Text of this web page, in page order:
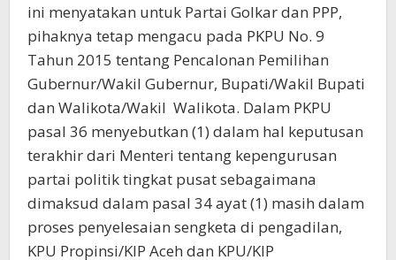
ini menyatakan untuk Partai Golkar dan PPP,
pihaknya tetap mengacu pada PKPU No. 9
Tahun 2015 tentang Pencalonan Pemilihan
Gubernur/Wakil Gubernur, Bupati/Wakil Bupati
dan Walikota/Wakil Walikota. Dalam PKPU
pasal 36 menyebutkan (1) dalam hal keputusan
terakhir dari Menteri tentang kepengurusan
partai politik tingkat pusat sebagaimana
dimaksud dalam pasal 34 ayat (1) masih dalam
proses penyelesaian sengketa di pengadilan,
KPU Propinsi/KIP Aceh dan KPU/KIP